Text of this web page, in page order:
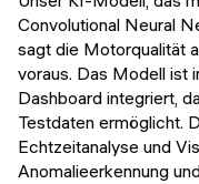
Convolutional Neural
sagt die Motorqualität
voraus. Das Modell ist
Dashboard integriert,
Testdaten ermöglicht.
Echtzeitanalyse und
Anomalieerkennung